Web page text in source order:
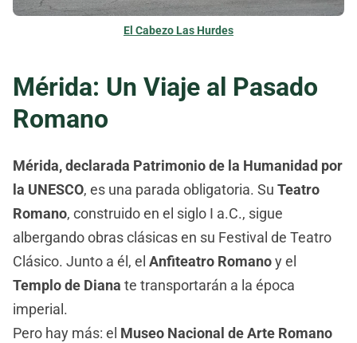
El Cabezo Las Hurdes
Mérida: Un Viaje al Pasado
Romano
Mérida, declarada Patrimonio de la Humanidad por
la UNESCO, es una parada obligatoria. Su Teatro
Romano, construido en el siglo I a.C., sigue
albergando obras clásicas en su Festival de Teatro
Clásico. Junto a él, el Anfiteatro Romanoy el
Templo de Diana te transportarán a la época
imperial.
Pero hay más: el Museo Nacional de Arte Romano